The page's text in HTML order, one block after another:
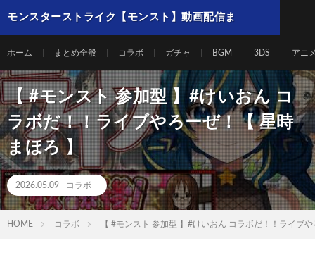
モンスターストライク【モンスト】動画配信ま
ホーム まとめ全般 コラボ ガチャ BGM 3DS アニ
【 #モンスト 参加型 】#けいおん コ
ラボだ！！ライブやろーぜ！【 星時
まほろ 】
2026.05.09 コラボ
HOME コラボ 【 #モンスト 参加型 】#けいおん コラボだ！！ライブ